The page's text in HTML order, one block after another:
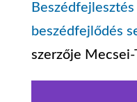
beszédfejlődés
szerzője Mecsei-